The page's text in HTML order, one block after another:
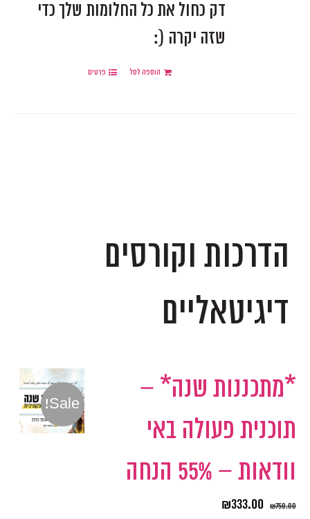
דק כחול את כל החלומות שלך כדי
שזה יקרה (:
הוספה לסל פרטים
הדרכות וקורסים
דיגיטאליים
Sale!
*מתכננות שנה* –
תוכנית פעולה באי
וודאות – 55% הנחה
₪750.00
₪333.00